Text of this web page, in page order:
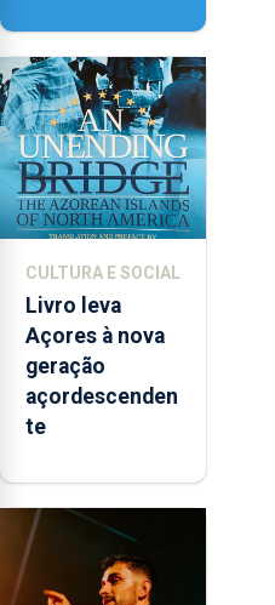
contar com
novos
instrumentos
CULTURA E SOCIAL
Livro leva
Açores à nova
geração
açordescenden
te